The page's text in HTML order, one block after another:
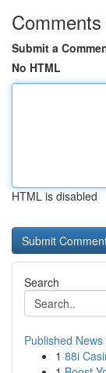
Comments
Submit a
No HTML
HTML is disabled
Search
Published News
1 88i